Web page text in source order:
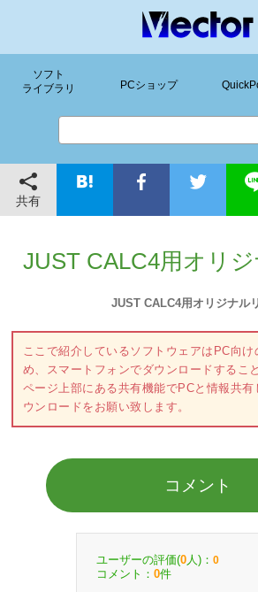
ソフト
ライブラリ
PCショップ
共有
JUST CALC4用オリ
JUST CALC4用オリジナル
ここで紹介しているソフトウェアはPC向
め、スマートフォンでダウンロードするこ
ページ上部にある共有機能でPCと情報共
ウンロードをお願い致します。
コメント
ユーザーの評価(0 人)： 0
コメント： 0件